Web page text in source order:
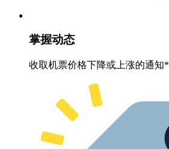
掌握动态
收取机票价格下降或上涨的通知*